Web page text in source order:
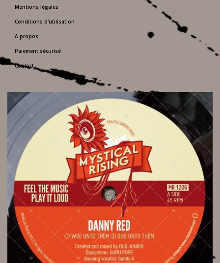
Mentions légales
Conditions d'utilisation
A propos
Paiement sécurisé
Contact